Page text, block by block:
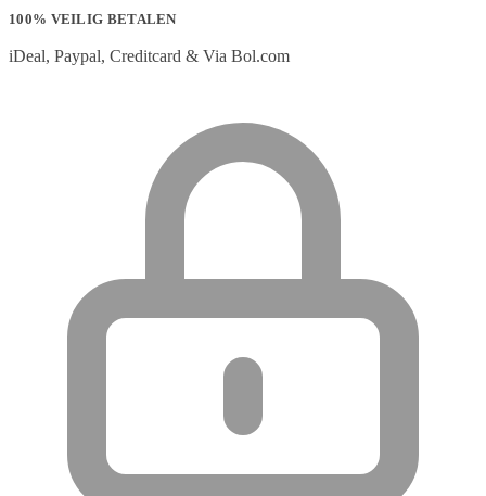
100% VEILIG BETALEN
iDeal, Paypal, Creditcard & Via Bol.com